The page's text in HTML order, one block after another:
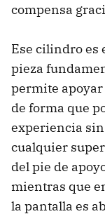
compensa
Ese cilindro es
pieza
permite
de forma que
experiencia
cualquier
del pie de
mientras que
la pantalla es